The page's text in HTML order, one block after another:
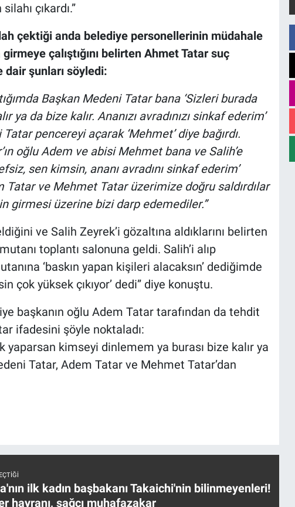
çıkardı.”
çektiği anda belediye personellerinin müdahale
çalıştığını belirten Ahmet Tatar suç
dair şunları söyledi:
Başkan Medeni Tatar bana ‘Sizleri burada
ya da bize kalır. Ananızı avradınızı sinkaf ederim’
pencereyi açarak ‘Mehmet’ diye bağırdı.
oğlu Adem ve abisi Mehmet bana ve Salih’e
sen kimsin, ananı avradını sinkaf ederim’
Tatar ve Mehmet Tatar üzerimize doğru saldırdılar
girmesi üzerine bizi darp edemediler.”
ve Salih Zeyrek’i gözaltına aldıklarını belirten
toplantı salonuna geldi. Salih’i alıp
‘baskın yapan kişileri alacaksın’ dediğimde
çok yüksek çıkıyor’ dedi” diye konuştu.
başkanın oğlu Adem Tatar tarafından da tehdit
ifadesini şöyle noktaladı:
yaparsan kimseyi dinlemem ya burası bize kalır ya
Tatar, Adem Tatar ve Mehmet Tatar’dan
ilk kadın başbakanı Takaichi'nin bilinmeyenleri!
hayranı, sağcı muhafazakar